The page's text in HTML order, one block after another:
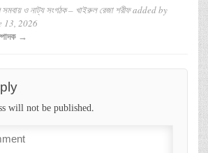
সমবায় ও নাট্য সংগঠক – খাইরুল রেজা শরীফadded by
13, 2026
→
will not be published.